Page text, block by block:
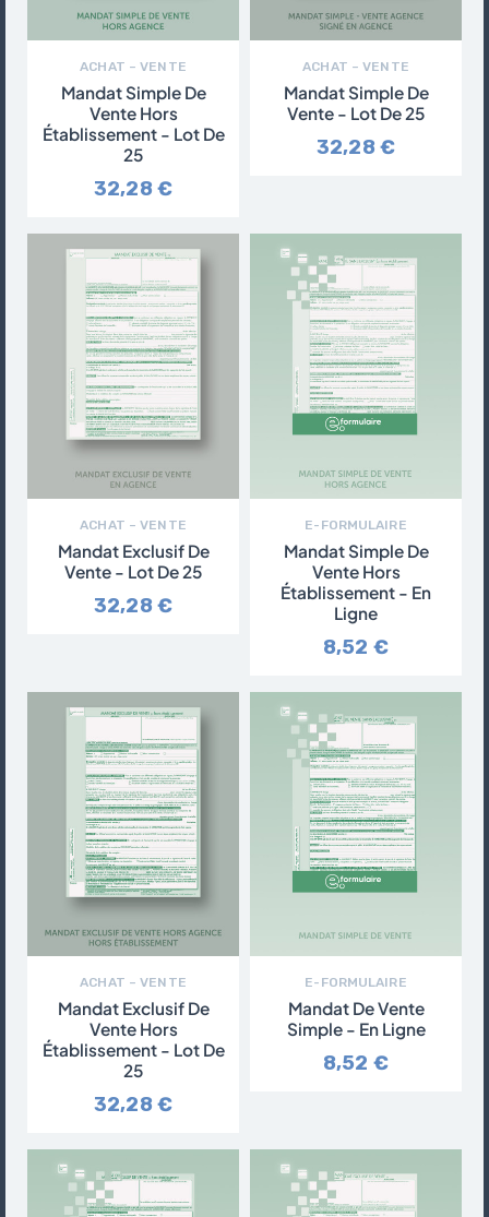
ACHAT – VENTE
Mandat Simple De
Vente Hors
Établissement - Lot De
25
32,28 €
ACHAT – VENTE
Mandat Simple De
Vente - Lot De 25
32,28 €
ACHAT – VENTE
Mandat Exclusif De
Vente - Lot De 25
32,28 €
E-FORMULAIRE
Mandat Simple De
Vente Hors
Établissement - En
Ligne
8,52 €
ACHAT – VENTE
Mandat Exclusif De
Vente Hors
Établissement - Lot De
25
32,28 €
E-FORMULAIRE
Mandat De Vente
Simple - En Ligne
8,52 €